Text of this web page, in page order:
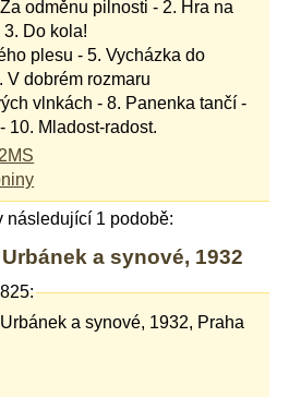
odměnu pilnosti - 2. Hra na
3. Do kola!
plesu - 5. Vycházka do
V dobrém rozmaru
vlnkách - 8. Panenka tančí -
10. Mladost-radost.
následující 1 podobě:
a synové, 1932
Urbánek a synové, 1932, Praha